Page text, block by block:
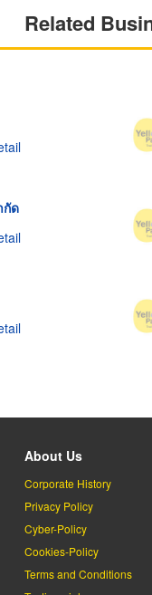
Related
กัด
About Us
Corporate History
Privacy Policy
Cyber-Policy
Cookies-Policy
Terms and Conditions